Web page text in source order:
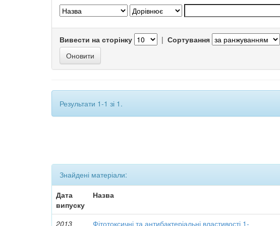
Вивести на сторінку | Сортування
Результати 1-1 зі 1.
Знайдені матеріали:
Дата
випуску
Назва
2013 Фітотоксичні та антибактеріальні властивості 1-